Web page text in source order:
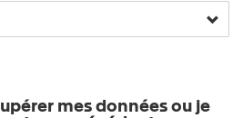
mes données ou je